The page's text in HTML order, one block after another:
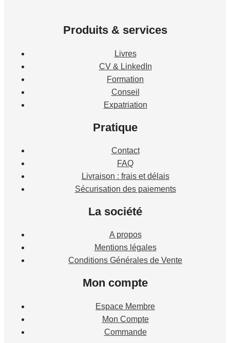
Produits & services
Livres
CV & LinkedIn
Formation
Conseil
Expatriation
Pratique
Contact
FAQ
Livraison : frais et délais
Sécurisation des paiements
La société
A propos
Mentions légales
Conditions Générales de Vente
Mon compte
Espace Membre
Mon Compte
Commande